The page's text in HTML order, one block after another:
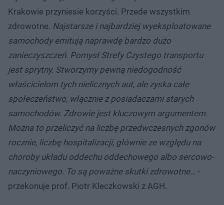
Krakowie przyniesie korzyści. Przede wszystkim
zdrowotne. Najstarsze i najbardziej wyeksploatowane
samochody emitują naprawdę bardzo dużo
zanieczyszczeń. Pomysł Strefy Czystego transportu
jest sprytny. Stworzymy pewną niedogodność
właścicielom tych nielicznych aut, ale zyska całe
społeczeństwo, włącznie z posiadaczami starych
samochodów. Zdrowie jest kluczowym argumentem.
Można to przeliczyć na liczbę przedwczesnych zgonów
rocznie, liczbę hospitalizacji, głównie ze względu na
choroby układu oddechu oddechowego albo sercowo-
naczyniowego. To są poważne skutki zdrowotne… -
przekonuje prof. Piotr Kleczkowski z AGH.